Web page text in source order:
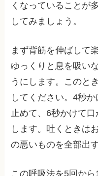
くなっていることが
してみましょう。
まず背筋を伸ばして
ゆっくりと息を吸い
うにします。このと
してください。4秒
止めて、6秒かけて
します。吐くときは
の悪いものを全部出
この呼吸法を5回か